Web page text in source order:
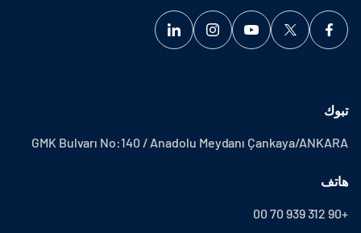
تبوك
GMK Bulvarı No:140 / Anadolu Meydanı Çankaya/ANKARA
هاتف
+90 312 939 70 00